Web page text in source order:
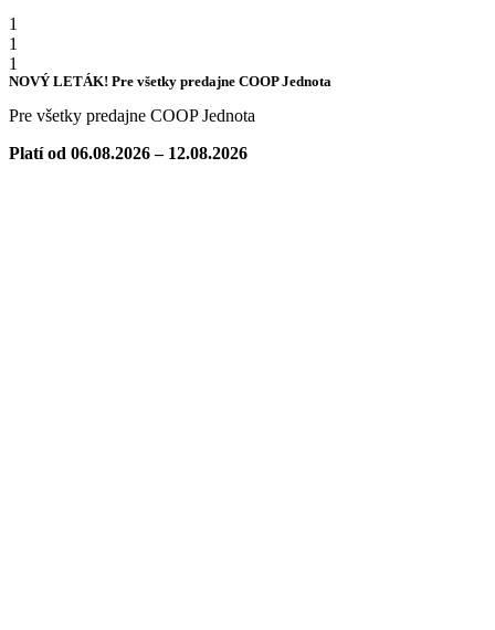
1
1
1
NOVÝ LETÁK! Pre všetky predajne COOP Jednota
Pre všetky predajne COOP Jednota
Platí od 06.08.2026 – 12.08.2026